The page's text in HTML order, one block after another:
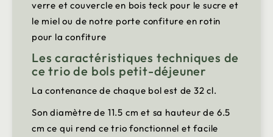
verre et couvercle en bois teck pour le sucre et
le miel ou de notre porte confiture en rotin
pour la confiture
Les caractéristiques techniques de
ce trio de bols petit-déjeuner
La contenance de chaque bol est de 32 cl.
Son diamètre de 11.5 cm et sa hauteur de 6.5
cm ce qui rend ce trio fonctionnel et facile